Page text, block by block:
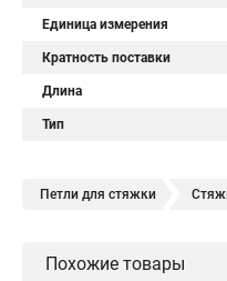
Единица измерения
Кратность поставки
Длина
Тип
Петли для стяжки
Стяжки зажим Хомут
Похожие товары